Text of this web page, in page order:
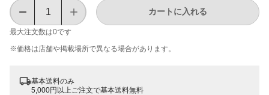
最大注文数は0です
カートに入れる
※価格は​店舗や​掲載場所で​異なる​場合が​あります。
基本送料のみ
5,000円以上ご注文で基本送料無料